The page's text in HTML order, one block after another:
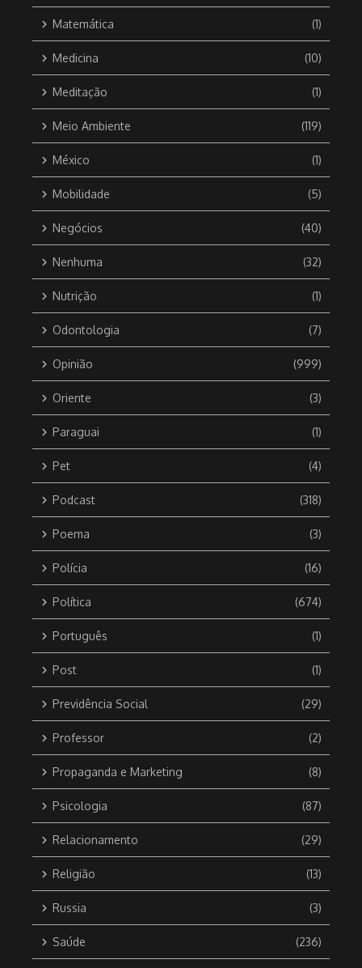
Matemática (1)
Medicina (10)
Meditação (1)
Meio Ambiente (119)
México (1)
Mobilidade (5)
Negócios (40)
Nenhuma (32)
Nutrição (1)
Odontologia (7)
Opinião (999)
Oriente (3)
Paraguai (1)
Pet (4)
Podcast (318)
Poema (3)
Polícia (16)
Política (674)
Português (1)
Post (1)
Previdência Social (29)
Professor (2)
Propaganda e Marketing (8)
Psicologia (87)
Relacionamento (29)
Religião (13)
Russia (3)
Saúde (236)